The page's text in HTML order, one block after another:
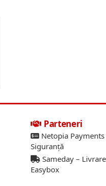
Parteneri
Netopia
Siguranță
Sameday –
Easybox